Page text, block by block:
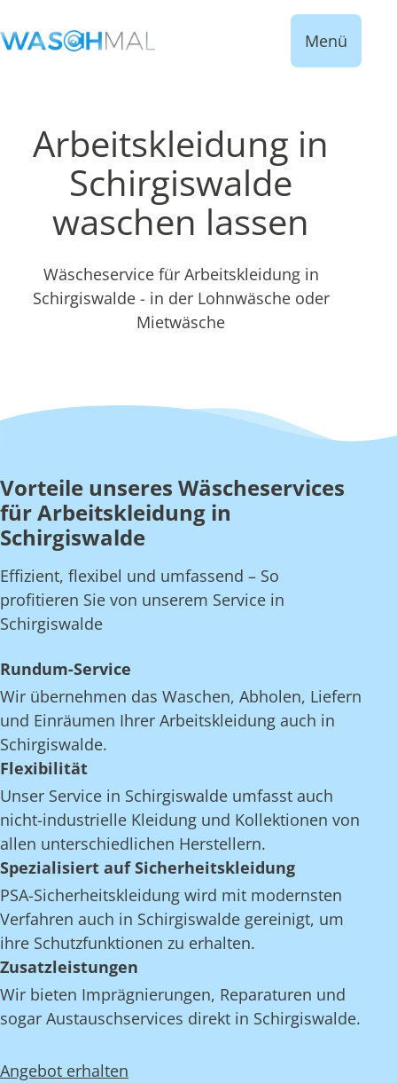
Menü
Arbeitskleidung in
Schirgiswalde
waschen lassen
Wäscheservice für Arbeitskleidung in
Schirgiswalde - in der Lohnwäsche oder
Mietwäsche
Vorteile unseres Wäscheservices
für Arbeitskleidung in
Schirgiswalde
Effizient, flexibel und umfassend – So
profitieren Sie von unserem Service in
Schirgiswalde
Rundum-Service
Wir übernehmen das Waschen, Abholen, Liefern
und Einräumen Ihrer Arbeitskleidung auch in
Schirgiswalde.
Flexibilität
Unser Service in Schirgiswalde umfasst auch
nicht-industrielle Kleidung und Kollektionen von
allen unterschiedlichen Herstellern.
Spezialisiert auf Sicherheitskleidung
PSA-Sicherheitskleidung wird mit modernsten
Verfahren auch in Schirgiswalde gereinigt, um
ihre Schutzfunktionen zu erhalten.
Zusatzleistungen
Wir bieten Imprägnierungen, Reparaturen und
sogar Austauschservices direkt in Schirgiswalde.
Angebot erhalten